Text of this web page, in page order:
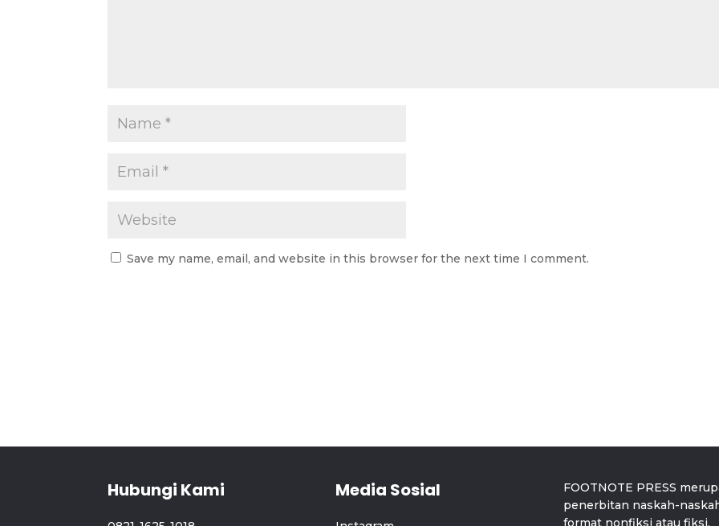
Save my name, email, and website in this browser for the next time I comment.
Hubungi Kami Media Sosial
FOOTNOTE PRESS
penerbitan naskah-
format nonfiksi atau fiksi.